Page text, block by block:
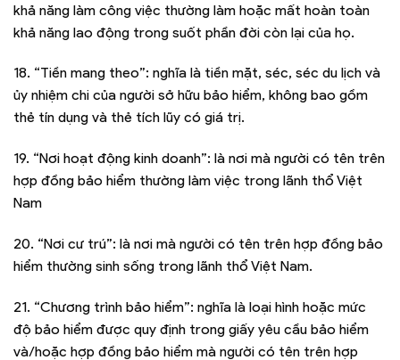
khả năng làm công việc thường làm hoặc mất hoàn toàn
khả năng lao động trong suốt phần đời còn lại của họ.
18. “Tiền mang theo”: nghĩa là tiền mặt, séc, séc du lịch và
ủy nhiệm chi của người sở hữu bảo hiểm, không bao gồm
thẻ tín dụng và thẻ tích lũy có giá trị.
19. “Nơi hoạt động kinh doanh”: là nơi mà người có tên trên
hợp đồng bảo hiểm thường làm việc trong lãnh thổ Việt
Nam
20. “Nơi cư trú”: là nơi mà người có tên trên hợp đồng bảo
hiểm thường sinh sống trong lãnh thổ Việt Nam.
21. “Chương trình bảo hiểm”: nghĩa là loại hình hoặc mức
độ bảo hiểm được quy định trong giấy yêu cầu bảo hiểm
và/hoặc hợp đồng bảo hiểm mà người có tên trên hợp